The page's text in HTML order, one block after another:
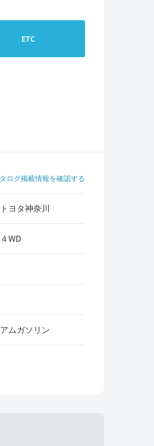
ETC
ログ掲載情報を確認する
ヨタ神奈川
WD
ムガソリン